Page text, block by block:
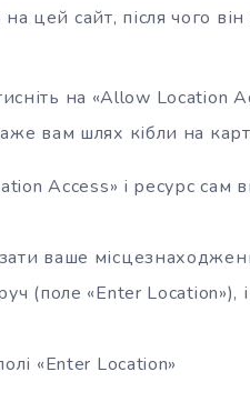
цей сайт, після чого
на «Allow Location
вам шлях кібли на
Access» і ресурс сам
ваше
(поле «Enter Location»),
«Enter Location»